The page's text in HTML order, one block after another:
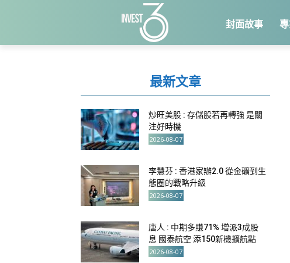
封面故事
最新文章
炒旺美股 : 存儲股若再轉強 是關
注好時機
2026-08-07
李慧芬 : 香港家辦2.0 從金礦到生
態圈的戰略升級
2026-08-07
唐人 : 中期多賺71% 增派3成股
息 國泰航空 添150新機擴航點
2026-08-07